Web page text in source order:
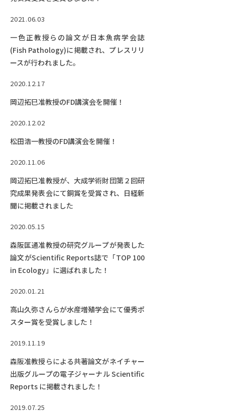
2021.06.03
一色正教授らの論文が日本魚病学会誌
(Fish Pathology)に掲載され、プレスリリ
ースが行われました。
2020.12.17
岡辺拓巳准教授のFD講演会を開催！
2020.12.02
松田浩一教授のFD講演会を開催！
2020.11.06
岡辺拓巳准教授が、大成学術財団第２回研
究成果発表会にて銅賞を受賞され、日経新
聞に掲載されました
2020.05.15
森阪匡通准教授の研究グループが発表した
論文がScientific Reports誌で「TOP 100
in Ecology」に選ばれました！
2020.01.21
高山久弥さんらが水産増殖学会にて優秀ポ
スター賞を受賞しました！
2019.11.19
森阪准教授らによる共著論文がネイチャー
出版グループの電子ジャーナル Scientific
Reports に掲載されました！
2019.07.25